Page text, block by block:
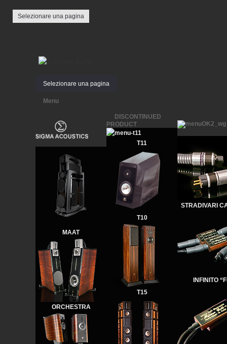
Selezionare una pagina
Selezionare una pagina
Menu
MAAT
ORCHESTRA
DISCONTINUED
PRODUCT
T11
T10
T15
STRADIVARI
INFINITO